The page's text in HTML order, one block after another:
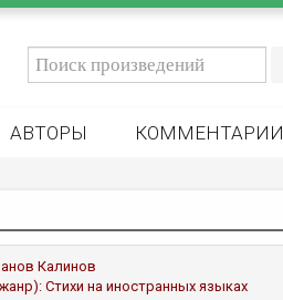
АВТОРЫ КОММЕНТАРИИ
Калинов
Стихи на иностранных языках